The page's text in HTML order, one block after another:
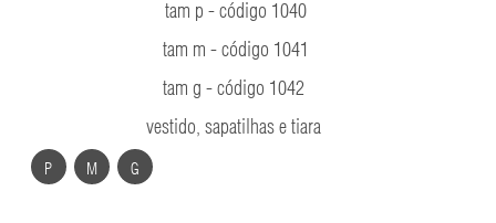
tam p - código 1040
tam m - código 1041
tam g - código 1042
vestido, sapatilhas e tiara
P M G